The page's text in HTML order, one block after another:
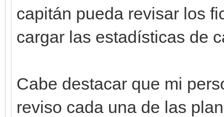
capitán pueda revisar los
cargar las estadísticas de
Cabe destacar que mi
reviso cada una de las